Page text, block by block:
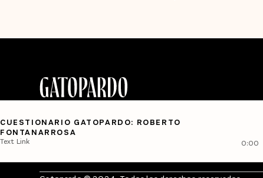
CUESTIONARIO GATOPARDO: ROBERTO
FONTANARROSA
Text Link 0:00